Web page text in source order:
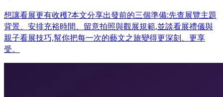
想讓看展更有收穫?本文分享出發前的三個準備:先查展覽主題
背景、安排充裕時間、留意拍照與觀展規範,並談看展禮儀與
親子看展技巧,幫你把每一次的藝文之旅變得更深刻、更享
受。